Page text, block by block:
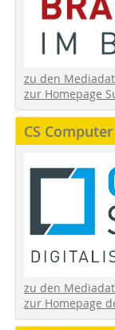
zu den
zur Homepage
CS
zu den
zur Homepage